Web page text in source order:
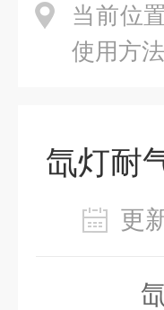
当前位
使用方
氙灯耐
更
氙